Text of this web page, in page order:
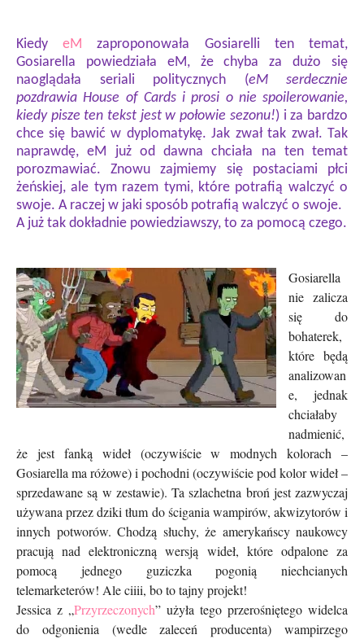
KiedyeM zaproponowała Gosiarelli ten temat,
Gosiarella powiedziała eM, że chyba za dużo się
naoglądała seriali politycznych (eM serdecznie
pozdrawia House of Cards i prosi o nie spoilerowanie,
kiedy pisze ten tekst jest w połowie sezonu!) i za bardzo
chce się bawić w dyplomatykę. Jak zwał tak zwał. Tak
naprawdę, eM już od dawna chciała na ten temat
porozmawiać. Znowu zajmiemy się postaciami płci
żeńskiej, ale tym razem tymi, które potrafią walczyć o
swoje. A raczej w jaki sposób potrafią walczyć o swoje.
A już tak dokładnie powiedziawszy, to za pomocą czego.
Gosiarella
nie zalicza
się do
bohaterek,
które będą
analizowan
e, jednak
chciałaby
nadmienić,
że jest fanką wideł (oczywiście w modnych kolorach –
Gosiarella ma różowe) i pochodni (oczywiście pod kolor wideł –
sprzedawane są w zestawie). Ta szlachetna broń jest zazwyczaj
używana przez dziki tłum do ścigania wampirów, akwizytorów i
innych potworów. Chodzą słuchy, że amerykańscy naukowcy
pracują nad elektroniczną wersją wideł, które odpalone za
pomocą jednego guziczka pogonią niechcianych
telemarketerów! Ale ciiii, bo to tajny projekt!
Jessica z „Przyrzeczonych” użyła tego przerośniętego widelca
do odgonienia (wedle zaleceń producenta) wampirzego